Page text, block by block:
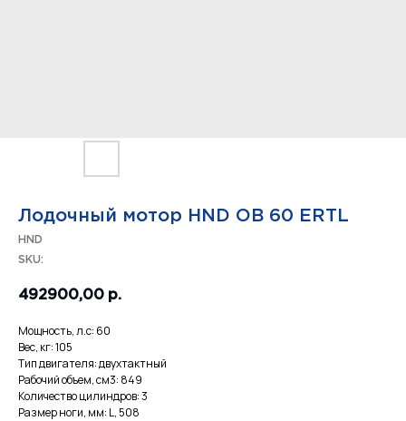
Лодочный мотор HND OB 60 ERTL
HND
SKU:
492900,00 р.
Мощность, л.с: 60
Вес, кг: 105
Тип двигателя: двухтактный
Рабочий объем, см3: 849
Количество цилиндров: 3
Размер ноги, мм: L, 508